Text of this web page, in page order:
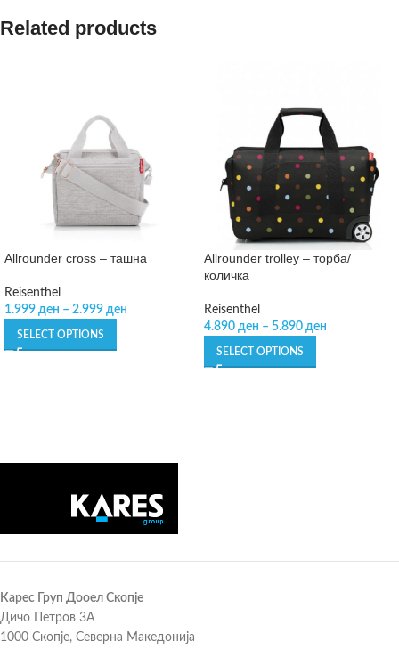
Related products
Allrounder cross – ташна
Reisenthel
1.999 ден – 2.999 ден
SELECT OPTIONS
Allrounder trolley – торба/
количка
Reisenthel
4.890 ден – 5.890 ден
SELECT OPTIONS
Карес Груп Дооел Скопје
Дичо Петров 3А
1000 Скопје, Северна Македонија